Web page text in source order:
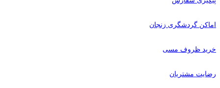
اماکن گردشگری زنجان
خرید ظروف مسی
رضایت مشتریان